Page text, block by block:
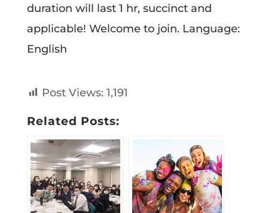
duration will last 1 hr, succinct and
applicable! Welcome to join. Language:
English
Post Views: 1,191
Related Posts: